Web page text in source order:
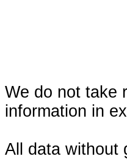
We do not take
information in
All data without